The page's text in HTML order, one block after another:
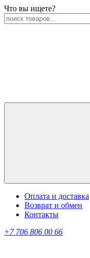
Что вы ищете?
Оплата и доставка
Возврат и обмен
Контакты
+7 706 806 00 66